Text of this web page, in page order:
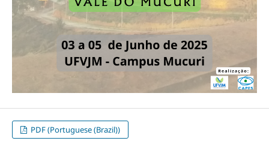
PDF (Portuguese (Brazil))